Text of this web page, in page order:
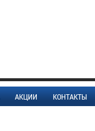
АКЦИИ КОНТАКТЫ